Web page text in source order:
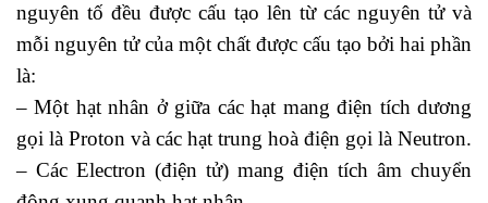
nguyên tố đều được cấu tạo lên từ các nguyên tử và
mỗi nguyên tử của một chất được cấu tạo bởi hai phần
là:
– Một hạt nhân ở giữa các hạt mang điện tích dương
gọi là Proton và các hạt trung hoà điện gọi là Neutron.
– Các Electron (điện tử) mang điện tích âm chuyển